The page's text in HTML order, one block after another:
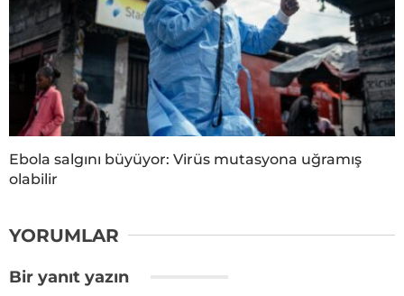
Ebola salgını büyüyor: Virüs mutasyona uğramış
olabilir
YORUMLAR
Bir yanıt yazın